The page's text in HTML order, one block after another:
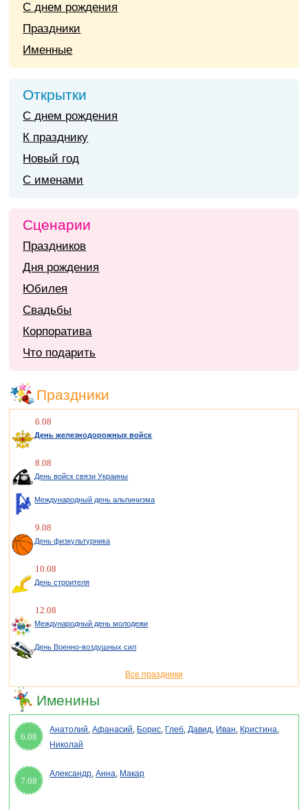
С днем рождения
Праздники
Именные
Открытки
С днем рождения
К празднику
Новый год
С именами
Сценарии
Праздников
Дня рождения
Юбилея
Свадьбы
Корпоратива
Что подарить
Праздники
6.08
День железнодорожных войск
8.08
День войск связи Украины
Международный день альпинизма
9.08
День физкультурника
10.08
День строителя
12.08
Международный день молодежи
День Военно-воздушных сил
Все праздники
Именины
6.08
Анатолий,Афанасий, Борис, Глеб,Давид, Иван, Кристина,
Николай
7.08
Александр,Анна, Макар